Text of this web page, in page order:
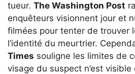
tueur. The Washington Post
enquêteurs visionnent jour et
filmées pour tenter de trouver
l’identité du meurtrier.
Times souligne les limites de
visage du suspect n’est